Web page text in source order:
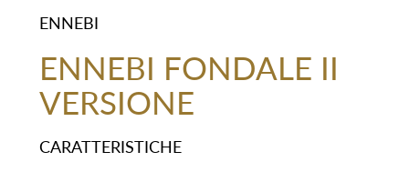
ENNEBI
ENNEBI FONDALE II
VERSIONE
CARATTERISTICHE